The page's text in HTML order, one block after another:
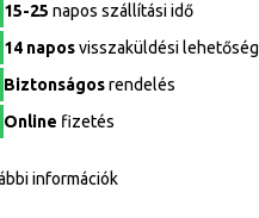
15-25 napos szállítási idő
14 naposvisszaküldési lehetőség
Biztonságosrendelés
Online fizetés
információk